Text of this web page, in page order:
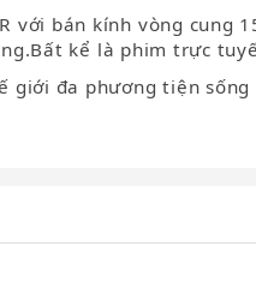
với bán kính vòng cung
kể là phim trực
giới đa phương tiện sống